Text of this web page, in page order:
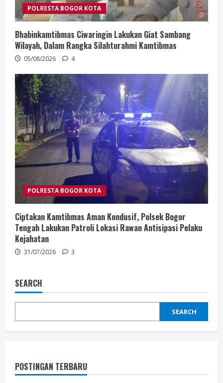
POLRESTA BOGOR KOTA
Bhabinkamtibmas Ciwaringin Lakukan Giat Sambang
Wilayah, Dalam Rangka Silahturahmi Kamtibmas
05/08/2026 4
POLRESTA BOGOR KOTA
Ciptakan Kamtibmas Aman Kondusif, Polsek Bogor
Tengah Lakukan Patroli Lokasi Rawan Antisipasi Pelaku
Kejahatan
31/07/2026 3
SEARCH
SEARCH
POSTINGAN TERBARU